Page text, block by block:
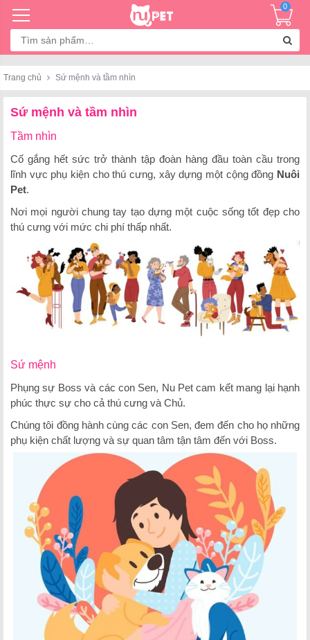
Tìm
kiếm:
0
Trang chủ Sứ mệnh và tầm nhìn
Sứ mệnh và tầm nhìn
Tầm nhìn
Cố gắng hết sức trở thành tập đoàn hàng đầu toàn cầu trong
lĩnh vực phụ kiện cho thú cưng, xây dựng một cộng đồng Nuôi
Pet.
Nơi mọi người chung tay tạo dựng một cuộc sống tốt đẹp cho
thú cưng với mức chi phí thấp nhất.
Sứ mệnh
Phụng sự Boss và các con Sen, Nu Pet cam kết mang lại hạnh
phúc thực sự cho cả thú cưng và Chủ.
Chúng tôi đồng hành cùng các con Sen, đem đến cho họ những
phụ kiện chất lượng và sự quan tâm tận tâm đến với Boss.